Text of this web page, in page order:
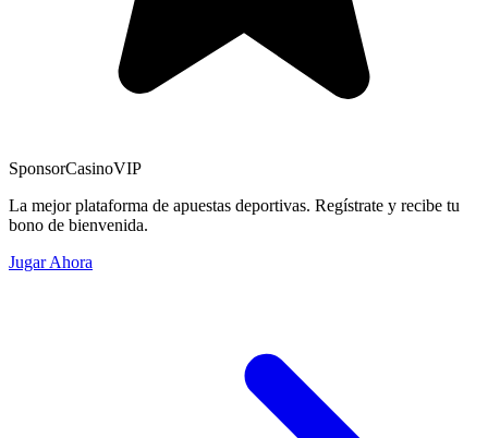
SponsorCasinoVIP
La mejor plataforma de apuestas deportivas. Regístrate y recibe tu
bono de bienvenida.
Jugar Ahora